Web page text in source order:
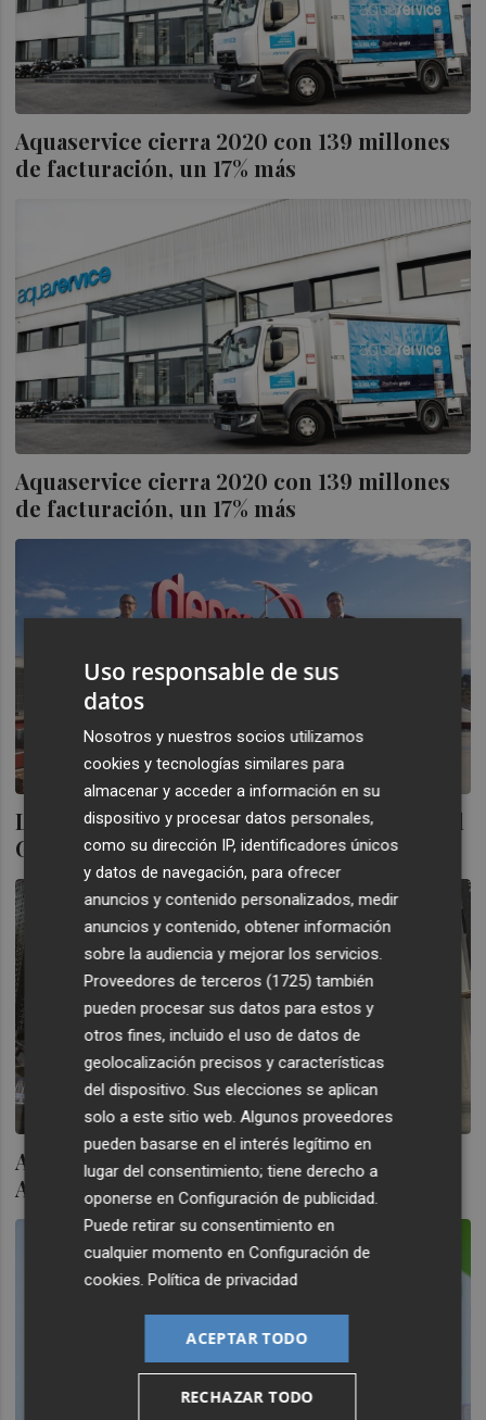
Aquaservice cierra 2020 con 139 millones
de facturación, un 17% más
Aquaservice cierra 2020 con 139 millones
de facturación, un 17% más
La matriz de Sprinter, Iberian Sports Retail
Group, adquiere el 80% de Deporvillage
Atrys Health cierra con éxito la OPA sobre
Aspy Global Services
Uso responsable de sus
datos
Nosotros y nuestros socios utilizamos
cookies y tecnologías similares para
almacenar y acceder a información en su
dispositivo y procesar datos personales,
como su dirección IP, identificadores únicos
y datos de navegación, para ofrecer
anuncios y contenido personalizados, medir
anuncios y contenido, obtener información
sobre la audiencia y mejorar los servicios.
Proveedores de terceros (1725) también
pueden procesar sus datos para estos y
otros fines, incluido el uso de datos de
geolocalización precisos y características
del dispositivo. Sus elecciones se aplican
solo a este sitio web. Algunos proveedores
pueden basarse en el interés legítimo en
lugar del consentimiento; tiene derecho a
oponerse enConfiguración de publicidad.
Puede retirar su consentimiento en
cualquier momento enConfiguración de
cookies.Política de privacidad
ACEPTAR TODO
RECHAZAR TODO